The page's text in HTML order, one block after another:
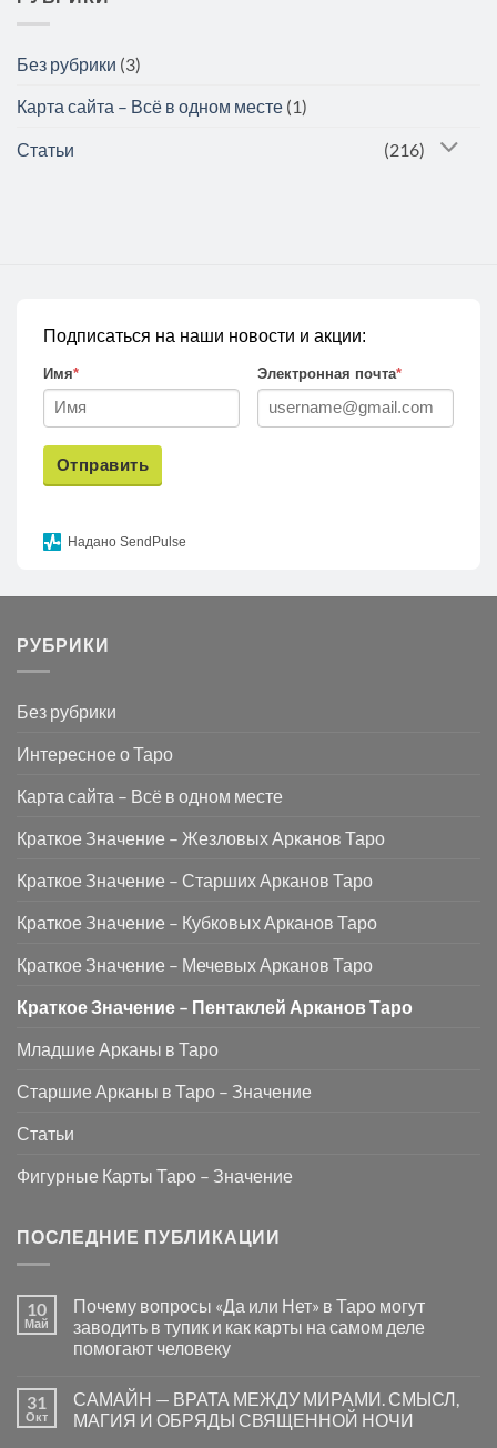
Без рубрики (3)
Карта сайта – Всё в одном месте (1)
Статьи (216)
Подписаться на наши новости и акции:
Имя* Электронная почта*
Отправить
Надано SendPulse
РУБРИКИ
Без рубрики
Интересное о Таро
Карта сайта – Всё в одном месте
Краткое Значение – Жезловых Арканов Таро
Краткое Значение – Старших Арканов Таро
Краткое Значение – Кубковых Арканов Таро
Краткое Значение – Мечевых Арканов Таро
Краткое Значение – Пентаклей Арканов Таро
Младшие Арканы в Таро
Старшие Арканы в Таро – Значение
Статьи
Фигурные Карты Таро – Значение
ПОСЛЕДНИЕ ПУБЛИКАЦИИ
10
Май
Почему вопросы «Да или Нет» в Таро могут
заводить в тупик и как карты на самом деле
помогают человеку
записи
Почему
вопросы
31
Окт
САМАЙН — ВРАТА МЕЖДУ МИРАМИ. СМЫСЛ,
МАГИЯ И ОБРЯДЫ СВЯЩЕННОЙ НОЧИ